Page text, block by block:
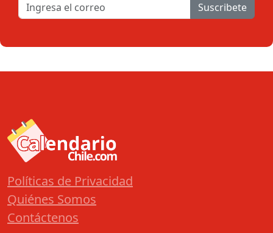
Suscribete
Políticas de Privacidad
Quiénes Somos
Contáctenos